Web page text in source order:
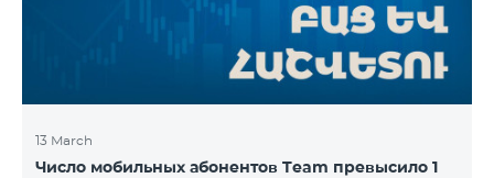
прежних 2900 драмов. Абоненты получат 750
13 March
Число мобильных абонентов Team превысило 1